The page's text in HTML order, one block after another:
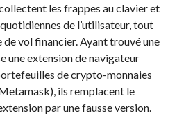
les frappes au clavier et
de l’utilisateur, tout
vol financier. Ayant trouvé une
une extension de navigateur
de crypto-monnaies
ils remplacent le
par une fausse version.